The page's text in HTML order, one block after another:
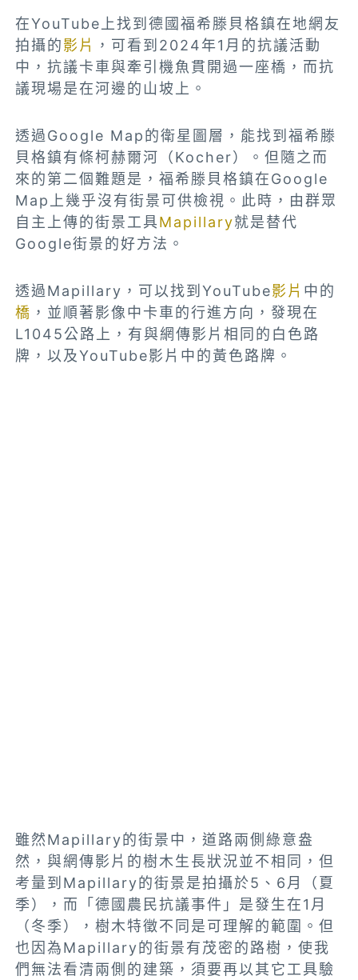
在YouTube上找到德國福希滕貝格鎮在地網友
拍攝的影片
，可看到2024年1月的抗議活動
中，抗議卡車與牽引機魚貫開過一座橋，而抗
議現場是在河邊的山坡上。
透過Google Map的衛星圖層，能找到福希滕
貝格鎮有條柯赫爾河（Kocher）。但隨之而
來的第二個難題是，福希滕貝格鎮在Google
Map上幾乎沒有街景可供檢視。此時，由群眾
自主上傳的街景工具Mapillary就是替代
Google街景的好方法。
透過Mapillary，可以找到YouTube影片 中的
橋 ，並順著影像中卡車的行進方向，發現在
L1045公路上，有與網傳影片相同的白色路
牌，以及YouTube影片中的黃色路牌。
雖然Mapillary的街景中，道路兩側綠意盎
然，與網傳影片的樹木生長狀況並不相同，但
考量到Mapillary的街景是拍攝於5、6月（夏
季），而「德國農民抗議事件」是發生在1月
（冬季），樹木特徵不同是可理解的範圍。但
也因為Mapillary的街景有茂密的路樹，使我
們無法看清兩側的建築，須要再以其它工具驗